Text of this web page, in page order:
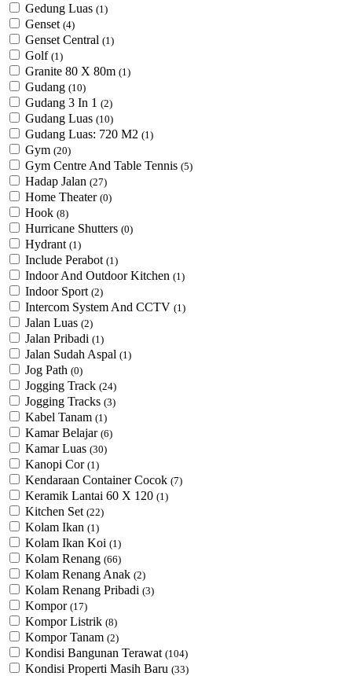
Gedung Luas (1)
Genset (4)
Genset Central (1)
Golf (1)
Granite 80 X 80m (1)
Gudang (10)
Gudang 3 In 1 (2)
Gudang Luas (10)
Gudang Luas: 720 M2 (1)
Gym (20)
Gym Centre And Table Tennis (5)
Hadap Jalan (27)
Home Theater (0)
Hook (8)
Hurricane Shutters (0)
Hydrant (1)
Include Perabot (1)
Indoor And Outdoor Kitchen (1)
Indoor Sport (2)
Intercom System And CCTV (1)
Jalan Luas (2)
Jalan Pribadi (1)
Jalan Sudah Aspal (1)
Jog Path (0)
Jogging Track (24)
Jogging Tracks (3)
Kabel Tanam (1)
Kamar Belajar (6)
Kamar Luas (30)
Kanopi Cor (1)
Kendaraan Container Cocok (7)
Keramik Lantai 60 X 120 (1)
Kitchen Set (22)
Kolam Ikan (1)
Kolam Ikan Koi (1)
Kolam Renang (66)
Kolam Renang Anak (2)
Kolam Renang Pribadi (3)
Kompor (17)
Kompor Listrik (8)
Kompor Tanam (2)
Kondisi Bangunan Terawat (104)
Kondisi Properti Masih Baru (33)